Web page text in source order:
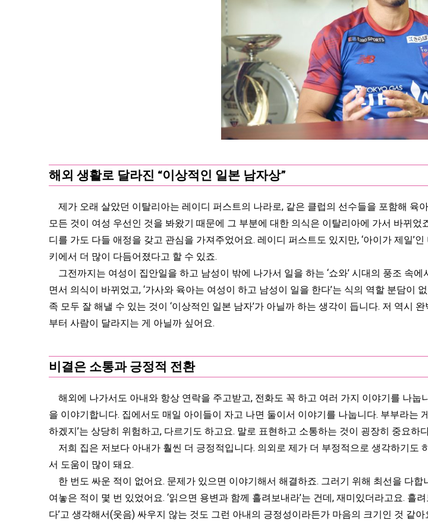
해외 생활로 달라진 “이상적인 일본 남자상”
제가 오래 살았던 이탈리아는 레이디 퍼스트의 나라로, 같은 클럽의 선수들을 포함해 육
모든 것이 여성 우선인 것을 봐왔기 때문에 그 부분에 대한 의식은 이탈리아에 가서 바뀌
디를 가도 다들 애정을 갖고 관심을 가져주었어요. 레이디 퍼스트도 있지만, ‘아이가 제일
키에서 더 많이 다듬어졌다고 할 수 있죠.
그전까지는 여성이 집안일을 하고 남성이 밖에 나가서 일을 하는 ‘쇼와’ 시대의 풍조 속
면서 의식이 바뀌었고, ‘가사와 육아는 여성이 하고 남성이 일을 한다’는 식의 역할 분담
족 모두 잘 해낼 수 있는 것이 ‘이상적인 일본 남자’가 아닐까 하는 생각이 듭니다. 저 역시
부터 사람이 달라지는 게 아닐까 싶어요.
비결은 소통과 긍정적 전환
해외에 나가서도 아내와 항상 연락을 주고받고, 전화도 꼭 하고 여러 가지 이야기를 나
을 이야기합니다. 집에서도 매일 아이들이 자고 나면 둘이서 이야기를 나눕니다. 부부라는
하겠지’는 상당히 위험하고, 다르기도 하고요. 말로 표현하고 소통하는 것이 굉장히 중요하
저희 집은 저보다 아내가 훨씬 더 긍정적입니다. 의외로 제가 더 부정적으로 생각하기도
서 도움이 많이 돼요.
한 번도 싸운 적이 없어요. 문제가 있으면 이야기해서 해결하죠. 그러기 위해 최선을 다
여놓은 적이 몇 번 있었어요. ‘읽으면 용변과 함께 흘려보내라’는 건데, 재미있더라고요. 흘
다’고 생각해서(웃음) 싸우지 않는 것도 그런 아내의 긍정성이라든가 마음의 크기인 것 같아